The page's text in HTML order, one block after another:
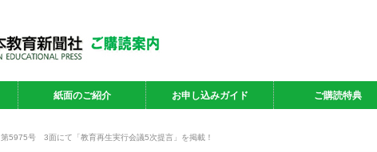
紙面のご紹介 お申し込みガイド ご購読特典
第5975号 3面にて「教育再生実行会議5次提言」を掲載！